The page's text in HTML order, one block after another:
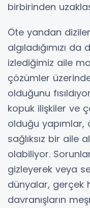
birbirinden
Öte yandan
algıladığımızı
izlediğimiz aile
çözümler
olduğunu
kopuk ilişkiler ve
olduğu yapımlar,
sağlıksız bir aile
olabiliyor.
gizleyerek veya
dünyalar, gerçek
davranışların